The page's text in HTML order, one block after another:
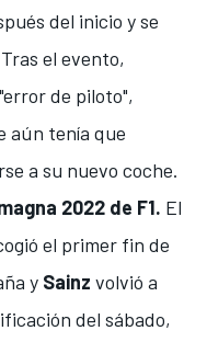
del inicio y se
el evento,
"error de piloto",
aún tenía que
a su nuevo coche.
2022 de F1. El
el primer fin de
y Sainz volvió a
del sábado,